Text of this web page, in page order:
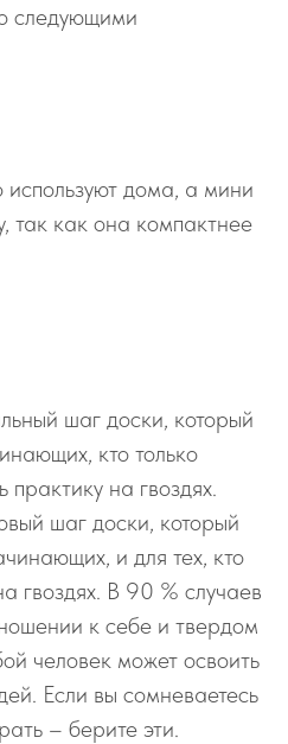
следующими
дома, а мини
так как она компактнее
шаг доски, который
кто только
на гвоздях.
шаг доски, который
и для тех, кто
гвоздях. В 90 % случаев
к себе и твердом
человек может освоить
Если вы сомневаетесь
– берите эти.